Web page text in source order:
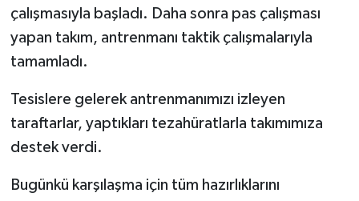
çalışmasıyla başladı. Daha sonra pas çalışması
yapan takım, antrenmanı taktik çalışmalarıyla
tamamladı.
Tesislere gelerek antrenmanımızı izleyen
taraftarlar, yaptıkları tezahüratlarla takımımıza
destek verdi.
Bugünkü karşılaşma için tüm hazırlıklarını